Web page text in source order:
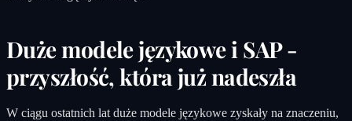
Duże modele językowe i SAP -
przyszłość, która już nadeszła
W ciągu ostatnich lat duże modele językowe zyskały na znaczeniu,